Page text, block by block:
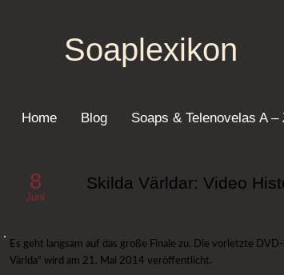
Home Blog Soaps & Telenovelas A –
Soaplexikon
8
Juni
Skilda Världar: Video
Es geht langsam auf das große Finale zu. Die vorletzte
Världa“ wird am 21. Mai 2014 veröffentlicht.